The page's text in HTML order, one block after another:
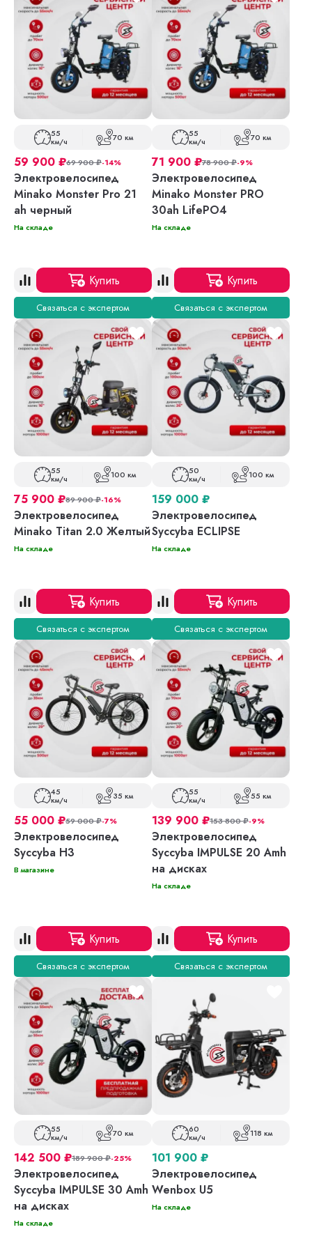
55
км/ч 70 км
59 900 ₽69 900₽-14%
Электровелосипед
Minako Monster Pro 21
ah черный
На складе
Купить
Связаться с экспертом
55
км/ч 70 км
71 900 ₽78 900₽-9%
Электровелосипед
Minako Monster PRO
30ah LifePO4
На складе
Купить
Связаться с экспертом
55
км/ч 100 км
75 900 ₽89 900₽-16%
Электровелосипед
Minako Titan 2.0 Желтый
На складе
Купить
Связаться с экспертом
50
км/ч 100 км
159 000 ₽
Электровелосипед
Syccyba ECLIPSE
На складе
Купить
Связаться с экспертом
45
км/ч 35 км
55 000 ₽59 000₽-7%
Электровелосипед
Syccyba H3
В магазине
Купить
Связаться с экспертом
55
км/ч 55 км
139 900 ₽153 800₽-9%
Электровелосипед
Syccyba IMPULSE 20 Amh
на дисках
На складе
Купить
Связаться с экспертом
55
км/ч 70 км
142 500 ₽189 900₽-25%
Электровелосипед
Syccyba IMPULSE 30 Amh
на дисках
На складе
60
км/ч 118 км
101 900 ₽
Электровелосипед
Wenbox U5
На складе